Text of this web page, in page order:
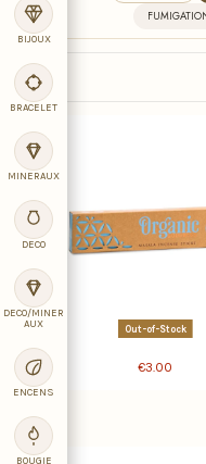
BIJOUX
BRACELET
MINERAUX
DECO
DECO/MINER
AUX
ENCENS
BOUGIE
Out-of-Stock
€3.00